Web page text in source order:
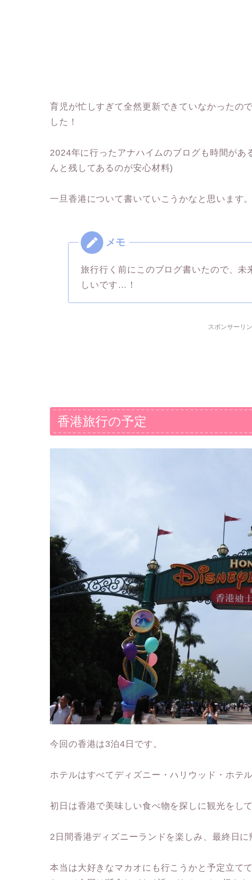
育児が忙しすぎて全然更新できていなかったの
した！
2024年に行ったアナハイムのブログも時間が
んと残してあるのが安心材料)
一旦香港について書いていこうかなと思います。
旅行行く前にこのブログ書いたので、未
しいです…！
スポンサーリ
香港旅行の予定
今回の香港は3泊4日です。
ホテルはすべてディズニー・ハリウッド・ホテ
初日は香港で美味しい食べ物を探しに観光をして
2日間香港ディズニーランドを楽しみ、最終日に
本当は大好きなマカオにも行こうかと予定立て